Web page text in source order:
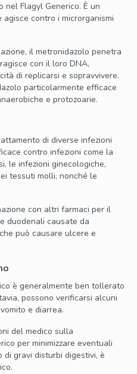
Flagyl Generico. È un
contro i microrganismi
il metronidazolo penetra
con il loro DNA,
di replicarsi e sopravvivere.
particolarmente efficace
e protozoarie.
di diverse infezioni
contro infezioni come la
le infezioni ginecologiche,
tessuti molli, nonché le
con altri farmaci per il
duodenali causate da
può causare ulcere e
è generalmente ben tollerato
possono verificarsi alcuni
e diarrea.
del medico sulla
per minimizzare eventuali
gravi disturbi digestivi, è